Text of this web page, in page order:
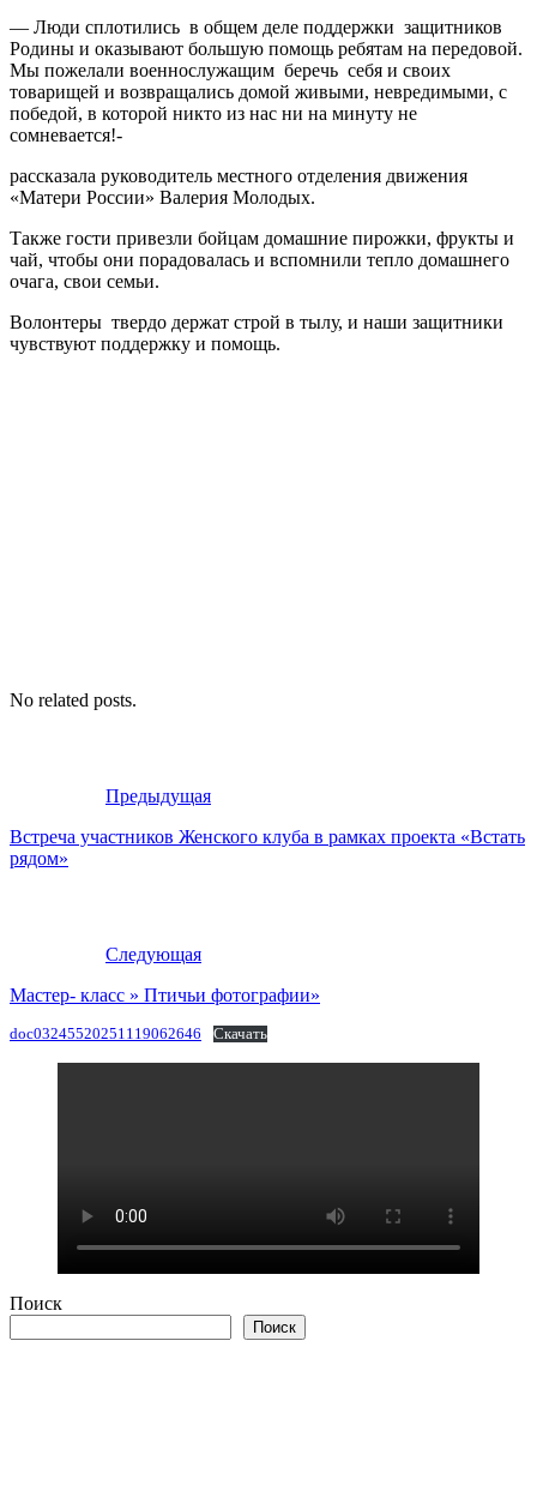
— Люди сплотились в общем деле поддержки защитников
Родины и оказывают большую помощь ребятам на передовой.
Мы пожелали военнослужащим беречь себя и своих
товарищей и возвращались домой живыми, невредимыми, с
победой, в которой никто из нас ни на минуту не
сомневается!-
рассказала руководитель местного отделения движения
«Матери России» Валерия Молодых.
Также гости привезли бойцам домашние пирожки, фрукты и
чай, чтобы они порадовалась и вспомнили тепло домашнего
очага, свои семьи.
Волонтеры твердо держат строй в тылу, и наши защитники
чувствуют поддержку и помощь.
No related posts.
Предыдущая
Встреча участников Женского клуба в рамках проекта «Встать
рядом»
Следующая
Мастер- класс » Птичьи фотографии»
doc03245520251119062646 Скачать
Поиск
Поиск